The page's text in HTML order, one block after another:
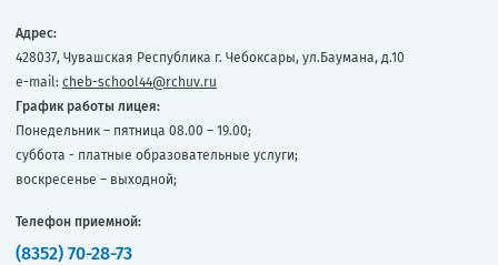
Адрес:
428037, Чувашская Республика г. Чебоксары, ул.Баумана, д.10
e-mail: cheb-school44@rchuv.ru
График работы лицея:
Понедельник – пятница 08.00 – 19.00;
суббота - платные образовательные услуги;
воскресенье – выходной;
Телефон приемной:
(8352) 70-28-73